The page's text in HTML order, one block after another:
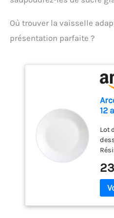
Où trouver la vaisselle
présentation parfaite ?
12
cm
Lot
au